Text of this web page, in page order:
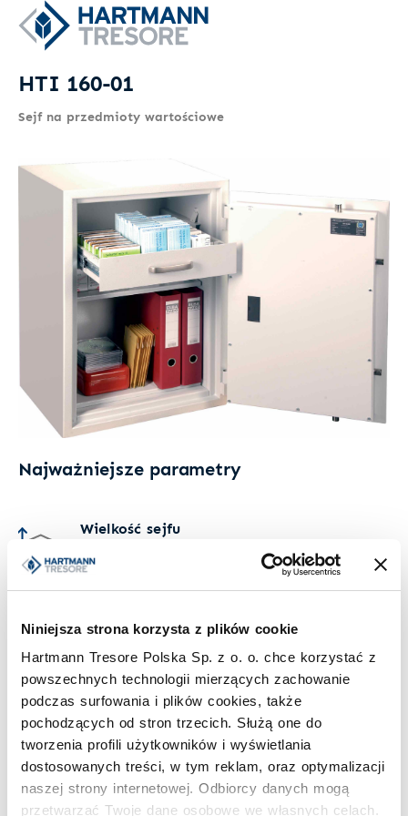
Niniejsza strona korzysta z plików cookie
Hartmann Tresore Polska Sp. z o. o. chce korzystać z
powszechnych technologii mierzących zachowanie
podczas surfowania i plików cookies, także
pochodzących od stron trzecich. Służą one do
tworzenia profili użytkowników i wyświetlania
dostosowanych treści, w tym reklam, oraz optymalizacji
naszej strony internetowej. Odbiorcy danych mogą
przetwarzać Twoje dane osobowe we własnych celach.
HTI 160-01
Sejf na przedmioty wartościowe
Najważniejsze parametry
Wielkość sejfu
mm
Klasa bezpieczeństwa I według PN-EN 1143-1
Kolor
Wybierz standardowy kolor sejfu lub go
zmodyfikuj
Zamek kluczowy